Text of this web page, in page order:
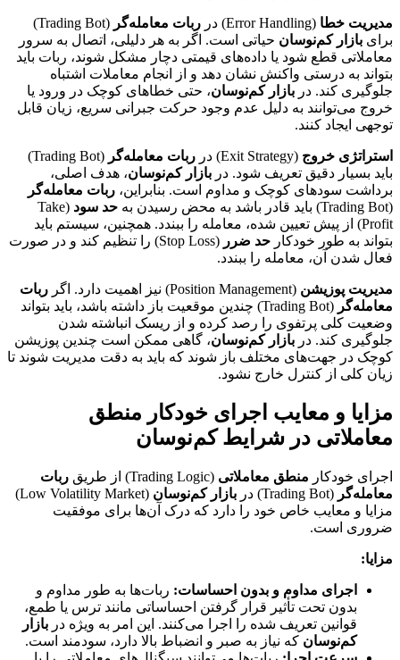
مدیریت خطا (Error Handling) در ربات معامله‌گر
(Trading Bot)
برای بازار کم‌نوسان حیاتی است. اگر به هر دلیلی، اتصال به سرور
معاملاتی قطع شود یا داده‌های قیمتی دچار مشکل شوند، ربات باید
بتواند به درستی واکنش نشان دهد و از انجام معاملات اشتباه
جلوگیری کند. در بازار کم‌نوسان، حتی خطاهای کوچک در ورود یا
خروج می‌توانند به دلیل عدم وجود حرکت جبرانی سریع، زیان قابل
توجهی ایجاد کنند.
استراتژی خروج (Exit Strategy) در ربات معامله‌گر
(Trading Bot)
باید بسیار دقیق تعریف شود. در بازار کم‌نوسان، هدف اصلی،
برداشت سودهای کوچک و مداوم است. بنابراین، ربات معامله‌گر
(Trading Bot) باید قادر باشد به محض رسیدن به
حد سود (Take
Profit) از پیش تعیین شده، معامله را ببندد. همچنین، سیستم باید
بتواند به طور خودکار حد ضرر
(Stop Loss) را تنظیم کند و در صورت
فعال شدن آن، معامله را ببندد.
مدیریت پوزیشن (Position Management) نیز اهمیت دارد. اگر
ربات
معامله‌گر
(Trading Bot) چندین موقعیت باز داشته باشد، باید بتواند
وضعیت کلی پرتفوی را رصد کرده و از ریسک انباشته شدن
جلوگیری کند. در بازار کم‌نوسان، گاهی ممکن است چندین پوزیشن
کوچک در جهت‌های مختلف باز شوند که باید به دقت مدیریت شوند تا
زیان کلی از کنترل خارج نشود.
مزایا و معایب اجرای خودکار منطق
معاملاتی در شرایط کم‌نوسان
اجرای خودکار منطق معاملاتی (Trading Logic) از طریق
ربات
معامله‌گر (Trading Bot) در بازار کم‌نوسان
(Low Volatility Market)
مزایا و معایب خاص خود را دارد که درک آن‌ها برای موفقیت
ضروری است.
مزایا:
اجرای مداوم و بدون احساسات: ربات‌ها به طور مداوم و
بدون تحت تأثیر قرار گرفتن احساساتی مانند ترس یا طمع،
قوانین تعریف شده را اجرا می‌کنند. این امر به ویژه در بازار
کم‌نوسان که نیاز به صبر و انضباط بالا دارد، سودمند است.